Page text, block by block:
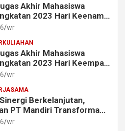
o
Akhir Mahasiswa
2023 Hari Keenam
Lancar
wr
Akhir Mahasiswa
2023 Hari Keempat
Berlangsung Lancar
wr
Berkelanjutan,
PT Mandiri Transforma
Resmi Perpanjang
wr